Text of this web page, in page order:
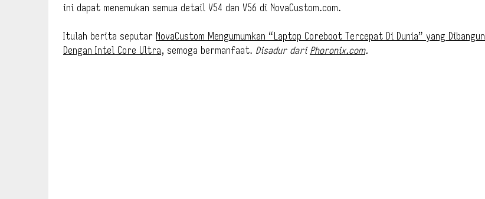
ini dapat menemukan semua detail V54 dan V56 di NovaCustom.com.
Itulah berita seputar NovaCustom Mengumumkan “Laptop Coreboot Tercepat Di Dunia” yang Dibangun
Dengan Intel Core Ultra, semoga bermanfaat. Disadur dari Phoronix.com.